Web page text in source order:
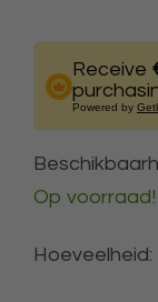
Receive
Powered by
Op voorraad!
Hoeveelheid: